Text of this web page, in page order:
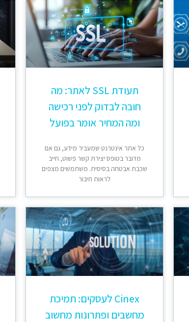
תעודת SSL לאתר: מה
חובה לבדוק לפני רכישה
ומה המחיר אומר בפועל
כל אתר אינטרנט שמעביר מידע, גם אם
מדובר בטופס יצירת קשר פשוט, חייב
שכבת אבטחה בסיסית. משתמשים מצפים
לראות חיבור
Cinex לעסקים: תמיכת
מחשבים ופתרונות מחשוב